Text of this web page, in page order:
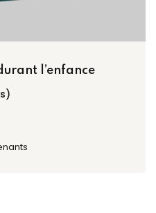
l’enfance